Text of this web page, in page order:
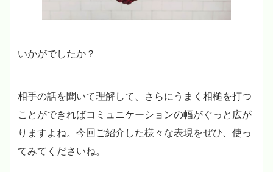
いかがでしたか？
相手の話を聞いて理解して、さらにうまく相槌を打つ
ことができればコミュニケーションの幅がぐっと広が
りますよね。今回ご紹介した様々な表現をぜひ、使っ
てみてくださいね。